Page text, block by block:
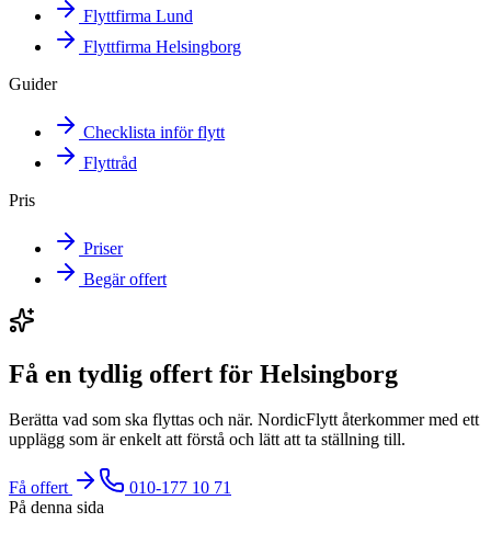
Flyttfirma Lund
Flyttfirma Helsingborg
Guider
Checklista inför flytt
Flyttråd
Pris
Priser
Begär offert
Få en tydlig offert för Helsingborg
Berätta vad som ska flyttas och när. NordicFlytt återkommer med ett
upplägg som är enkelt att förstå och lätt att ta ställning till.
Få offert
010-177 10 71
På denna sida